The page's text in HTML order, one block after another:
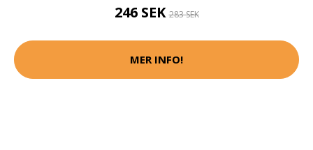
246 SEK283 SEK
MER INFO!